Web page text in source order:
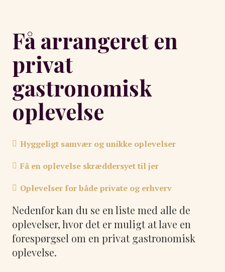
Få arrangeret en
privat
gastronomisk
oplevelse
Hyggeligt samvær og unikke oplevelser
Få en oplevelse skræddersyet til jer
Oplevelser for både private og erhverv
Nedenfor kan du se en liste med alle de
oplevelser, hvor det er muligt at lave en
forespørgsel om en privat gastronomisk
oplevelse.